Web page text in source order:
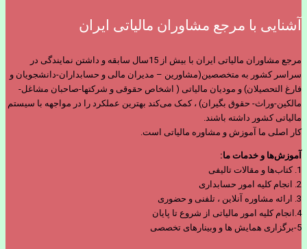
آشنایی با مرجع مشاوران مالیاتی ایران
مرجع مشاوران مالیاتی ایران با بیش از 15سال سابقه و داشتن نمایندگی در
سراسر کشور به متخصصین(مشاورین – مدیران مالی و حسابداران-دانشجویان و
فارغ التحصیلان) و مودیان مالیاتی ( اشخاص حقوقی و شرکتها-صاحبان مشاغل-
مالکین-وراث- حقوق بگیران) ، کمک می‌کند بهترین عملکرد را در مواجهه با سیستم
مالیاتی کشور داشته باشند.
کار اصلی ما آموزش و مشاوره مالیاتی است.
آموزش‌ها و خدمات ما:
1. کتاب‌ها و مقالات تالیفی
2. انجام کلیه امور حسابداری
3. ارائه مشاوره آنلاین ، تلفنی و حضوری
4.انجام کلیه امور مالیاتی از شروع تا پایان
5-برگزاری همایش ها و وبینارهای تخصصی